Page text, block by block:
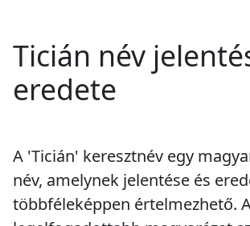
Ticián név
eredete
A 'Ticián' keresztnév egy
név, amelynek jelentése és
többféleképpen értelmezhető.